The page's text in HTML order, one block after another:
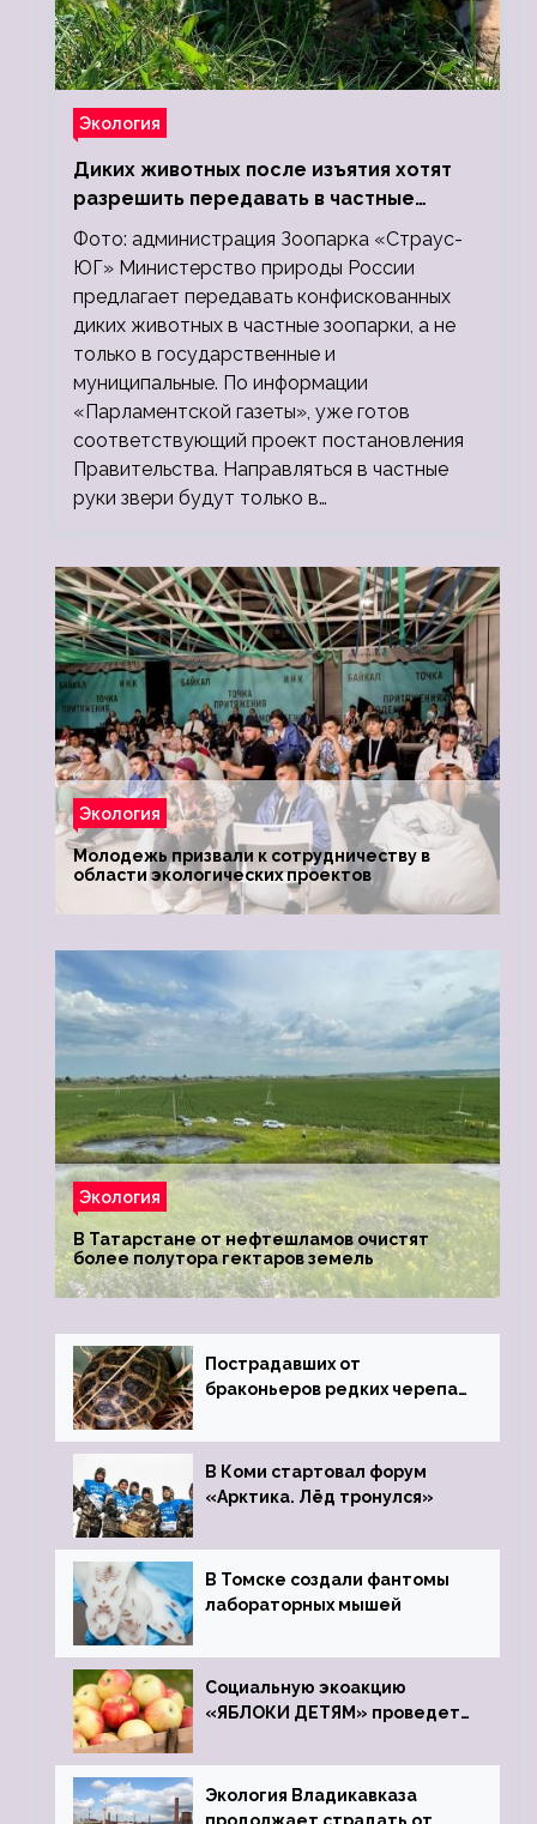
Экология
Диких животных после изъятия хотят
разрешить передавать в частные
зоопарки
Фото: администрация Зоопарка «Страус-
ЮГ» Министерство природы России
предлагает передавать конфискованных
диких животных в частные зоопарки, а не
только в государственные и
муниципальные. По информации
«Парламентской газеты», уже готов
соответствующий проект постановления
Правительства. Направляться в частные
руки звери будут только в…
Экология
Молодежь призвали к сотрудничеству в
области экологических проектов
Экология
В Татарстане от нефтешламов очистят
более полутора гектаров земель
Пострадавших от
браконьеров редких черепах
зоопарк
В Коми стартовал форум
«Арктика. Лёд тронулся»
В Томске создали фантомы
лабораторных мышей
Социальную экоакцию
«ЯБЛОКИ ДЕТЯМ» проведет
Экология Владикавказа